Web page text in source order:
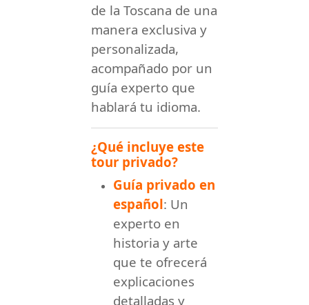
de la Toscana de una
manera exclusiva y
personalizada,
acompañado por un
guía experto que
hablará tu idioma.
¿Qué incluye este
tour privado?
Guía privado en
español: Un
experto en
historia y arte
que te ofrecerá
explicaciones
detalladas y